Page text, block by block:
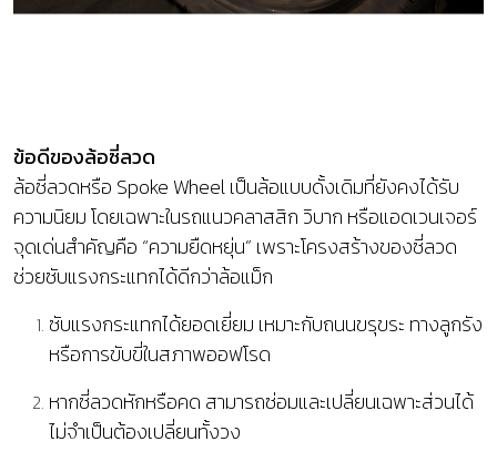
ข้อดีของล้อซี่ลวด
ล้อซี่ลวดหรือ Spoke Wheel เป็นล้อแบบดั้งเดิมที่ยังคงได้รับ
ความนิยม โดยเฉพาะในรถแนวคลาสสิก วิบาก หรือแอดเวนเจอร์
จุดเด่นสำคัญคือ “ความยืดหยุ่น” เพราะโครงสร้างของซี่ลวด
ช่วยซับแรงกระแทกได้ดีกว่าล้อแม็ก
ซับแรงกระแทกได้ยอดเยี่ยม เหมาะกับถนนขรุขระ ทางลูกรัง
หรือการขับขี่ในสภาพออฟโรด
หากซี่ลวดหักหรือคด สามารถซ่อมและเปลี่ยนเฉพาะส่วนได้
ไม่จำเป็นต้องเปลี่ยนทั้งวง